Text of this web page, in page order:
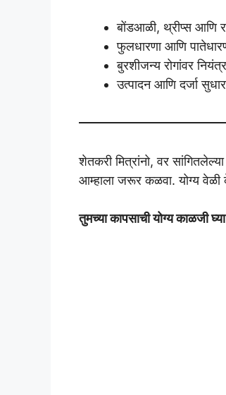
बोंडआळी, थ्रीप्स आणि
फुलधारणा आणि
बुरशीजन्य रोगांवर
उत्पादन आणि दर्जा
शेतकरी मित्रांनो, वर
आम्हाला जरूर कळवा. योग्य वेळी
तुमच्या कापसाची योग्य काळजी